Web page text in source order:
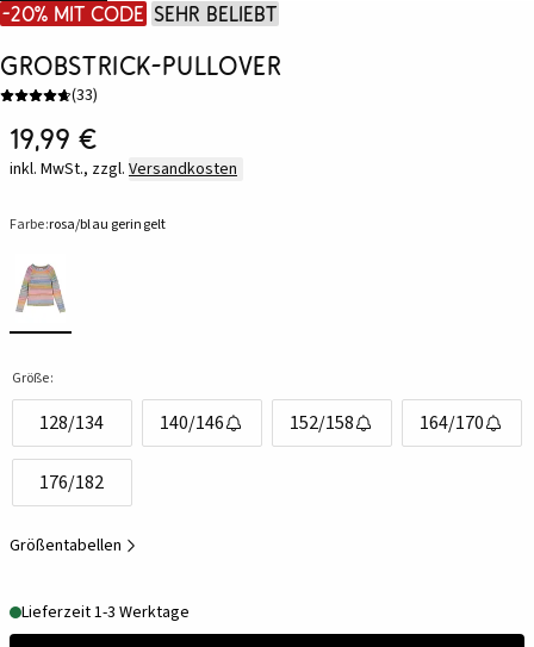
-20% mit Code Sehr beliebt
Grobstrick-Pullover
(33)
19,99 €
inkl. MwSt., zzgl. Versandkosten
Farbe:rosa/blau geringelt
Größe:
128/134 140/146 152/158 164/170
176/182
Größentabellen
Lieferzeit 1-3 Werktage